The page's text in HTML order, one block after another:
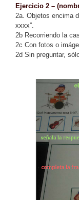
Ejercicio 2 –
2a. Objetos encima
xxxx”.
2b Recorriendo la
2c Con fotos o
2d Sin preguntar,